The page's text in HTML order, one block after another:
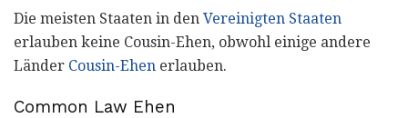
Die meisten Staaten in den Vereinigten Staaten
erlauben keine Cousin-Ehen, obwohl einige andere
Länder Cousin-Ehen erlauben.
Common Law Ehen